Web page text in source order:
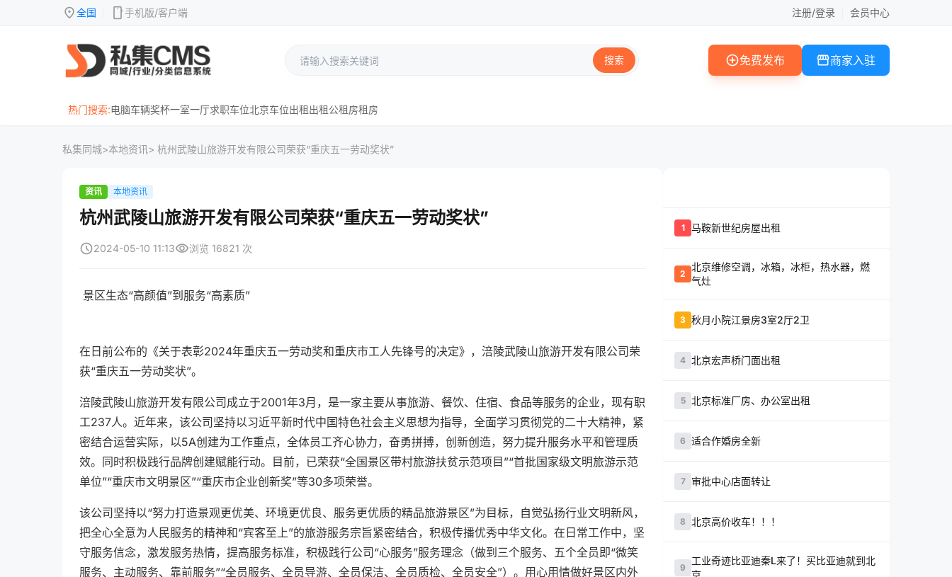
location_on全国 mobile手机版/客户端 注册/登录 会员中心
搜索 add_circle免费发布 storefront商家入驻
热门搜索:电脑车辆奖杯一室一厅求职车位北京车位出租出租公租房租房
私集同城>本地资讯> 杭州武陵山旅游开发有限公司荣获“重庆五一劳动奖状”
资讯 本地资讯
杭州武陵山旅游开发有限公司荣获“重庆五一劳动奖状”
schedule2024-05-10 11:13visibility浏览 16821 次
景区生态“高颜值”到服务“高素质”
在日前公布的《关于表彰2024年重庆五一劳动奖和重庆市工人先锋号的决定》，涪陵武陵山旅游开发有限公司荣
获“重庆五一劳动奖状”。
涪陵武陵山旅游开发有限公司成立于2001年3月，是一家主要从事旅游、餐饮、住宿、食品等服务的企业，现有职
工237人。近年来，该公司坚持以习近平新时代中国特色社会主义思想为指导，全面学习贯彻党的二十大精神，紧
密结合运营实际，以5A创建为工作重点，全体员工齐心协力，奋勇拼搏，创新创造，努力提升服务水平和管理质
效。同时积极践行品牌创建赋能行动。目前，已荣获“全国景区带村旅游扶贫示范项目”“首批国家级文明旅游示范
单位”“重庆市文明景区”“重庆市企业创新奖”等30多项荣誉。
该公司坚持以“努力打造景观更优美、环境更优良、服务更优质的精品旅游景区”为目标，自觉弘扬行业文明新风，
把全心全意为人民服务的精神和“宾客至上”的旅游服务宗旨紧密结合，积极传播优秀中华文化。在日常工作中，坚
守服务信念，激发服务热情，提高服务标准，积极践行公司“心服务”服务理念（做到三个服务、五个全员即“微笑
服务、主动服务、靠前服务”“全员服务、全员导游、全员保洁、全员质检、全员安全”）。用心用情做好景区内外
1 马鞍新世纪房屋出租
2
北京维修空调，冰箱，冰柜，热水器，燃
气灶
3 秋月小院江景房3室2厅2卫
4 北京宏声桥门面出租
5 北京标准厂房、办公室出租
6 适合作婚房全新
7 审批中心店面转让
8 北京高价收车！！！
9
工业奇迹比亚迪秦L来了！买比亚迪就到北
京